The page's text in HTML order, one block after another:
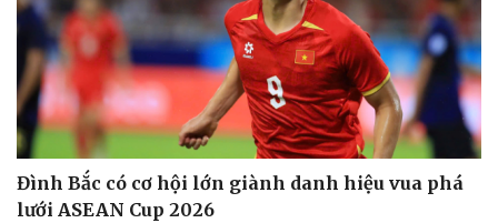
Đình Bắc có cơ hội lớn giành danh hiệu vua phá
lưới ASEAN Cup 2026